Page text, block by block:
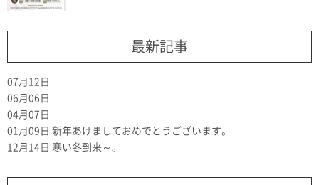
最新記事
07月12日
06月06日
04月07日
01月09日 新年あけましておめでとうございます。
12月14日 寒い冬到来～。